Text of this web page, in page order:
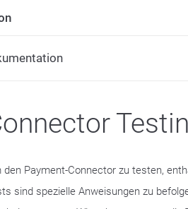
den Payment-Connector zu testen,
sind spezielle Anweisungen zu